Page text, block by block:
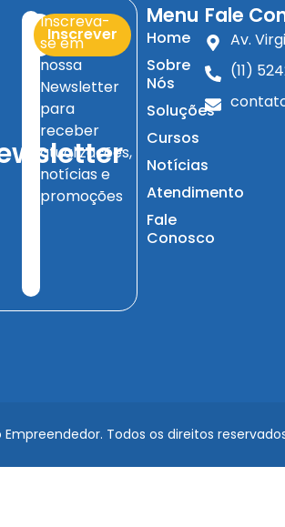
Inscrever
Inscreva-
se em
nossa
Newsletter
para
receber
atualizações,
notícias e
promoções
Menu
Home
Sobre
Nós
Soluções
Cursos
Notícias
Atendimento
Fale
Conosco
Fale
Av.
(11)
Todos os direitos